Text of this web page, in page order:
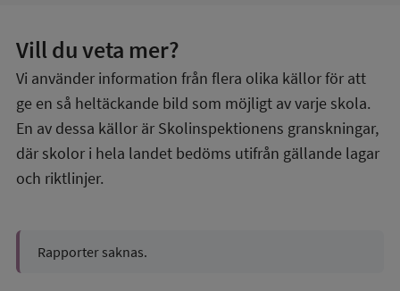
Vill du veta mer?
Vi använder information från flera olika källor för att
ge en så heltäckande bild som möjligt av varje skola.
En av dessa källor är Skolinspektionens granskningar,
där skolor i hela landet bedöms utifrån gällande lagar
och riktlinjer.
Rapporter saknas.